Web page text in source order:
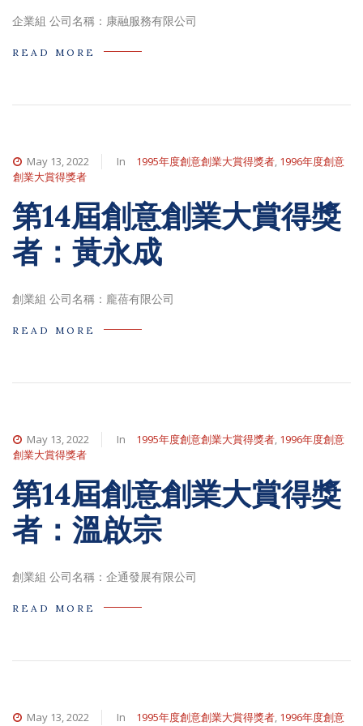
企業組 公司名稱：康融服務有限公司
READ MORE
May 13, 2022 In 1995年度創意創業大賞得獎者, 1996年度創意
創業大賞得獎者
第14屆創意創業大賞得獎
者：黃永成
創業組 公司名稱：龐蓓有限公司
READ MORE
May 13, 2022 In 1995年度創意創業大賞得獎者, 1996年度創意
創業大賞得獎者
第14屆創意創業大賞得獎
者：溫啟宗
創業組 公司名稱：企通發展有限公司
READ MORE
May 13, 2022 In 1995年度創意創業大賞得獎者, 1996年度創意